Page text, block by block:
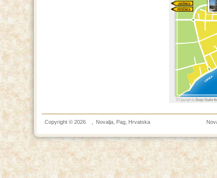
Copyright © 2026 Novalja Pag , Hrvatska